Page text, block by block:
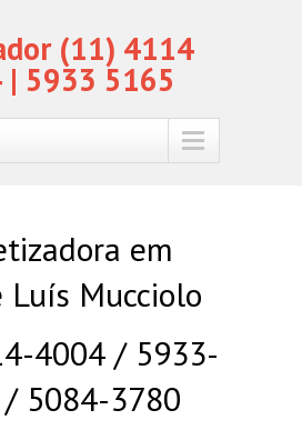
(11) 4114
| 5933 5165
em
Luís Mucciolo
4004 / 5933-
5084-3780